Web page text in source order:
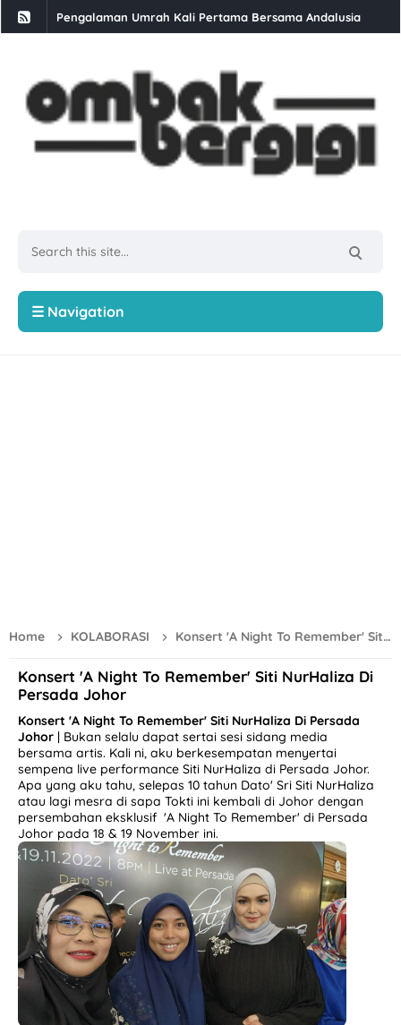
Daun Kesum: Khasiat, Nama Saintifik, dan Kandungan
Berbuka Puasa Set Iftar Ramadan di Restoran Bara
Kali Kedua Dapat Job Konten 4 Angka
Makan Ais Kepal Ban Pecah Tanjung Piandang
Ayam Brand Terus Komitmen Malaysia Lebih Sihat Kempen
Sawi: 5 Jenis Dan Cara Untuk Menanamnya
Skim Keselamatan Sosial Suri Rumah (SKSSR) Lindungi
River Cruise Melaka | Tarikan Utama Di Negeri Sang Kancil
Fadhilat dan Kelebihan Surah Al Waqiah
GKB Tiger Milk Mushroom & Z-WELL Bagus Untuk Imun Dan
Menikmati Mee Sizzling Di Gerai Pak Habib Sri Lalang
Resepi Mee Kolok Sarawak Mudah Dan Simple
Pengalaman Umrah Kali Pertama Bersama Andalusia
☰ Navigation
Home KOLABORASI Konsert 'A Night To Remember' Siti NurHaliza Di Persada Johor
Konsert 'A Night To Remember' Siti NurHaliza Di
Persada Johor
Konsert 'A Night To Remember' Siti NurHaliza Di Persada
Johor | Bukan selalu dapat sertai sesi sidang media
bersama artis. Kali ni, aku berkesempatan menyertai
sempena live performance Siti NurHaliza di Persada Johor.
Apa yang aku tahu, selepas 10 tahun Dato' Sri Siti NurHaliza
atau lagi mesra di sapa Tokti ini kembali di Johor dengan
persembahan eksklusif 'A Night To Remember' di Persada
Johor pada 18 & 19 November ini.